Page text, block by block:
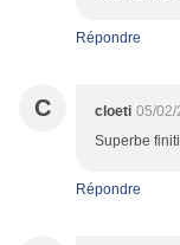
Répondre
C cloeti 05/02/
Superbe
Répondre